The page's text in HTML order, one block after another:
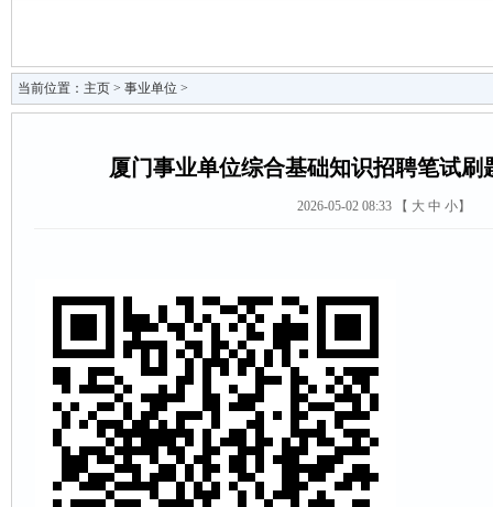
当前位置： 主页 > 事业单位 >
厦门事业单位综合基础知识招聘笔试刷
2026-05-02 08:33 【 大 中 小】